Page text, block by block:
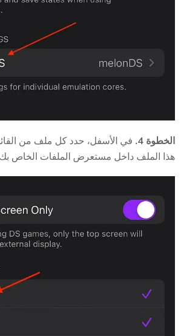
الخطوة 4.
في الأسفل، حدد كل ملف من
هذا الملف داخل مستعرض الملفات الخاص